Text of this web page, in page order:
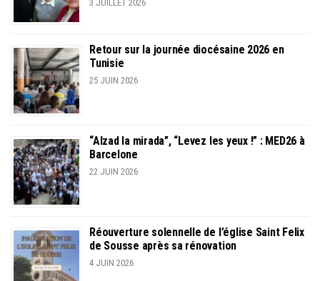
3 JUILLET 2026
Retour sur la journée diocésaine 2026 en
Tunisie
25 JUIN 2026
“Alzad la mirada”, “Levez les yeux !” : MED26 à
Barcelone
22 JUIN 2026
Réouverture solennelle de l’église Saint Felix
de Sousse après sa rénovation
4 JUIN 2026